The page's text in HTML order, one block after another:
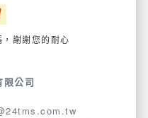
謝謝您的耐心
限公司